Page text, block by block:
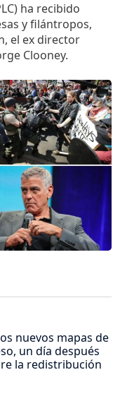
ha recibido
y filántropos,
el ex director
Clooney.
nuevos mapas de
un día después
la redistribución